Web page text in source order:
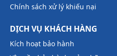
Chính sách xử lý khiếu nại
DỊCH VỤ KHÁCH HÀNG
Kích hoạt bảo hành